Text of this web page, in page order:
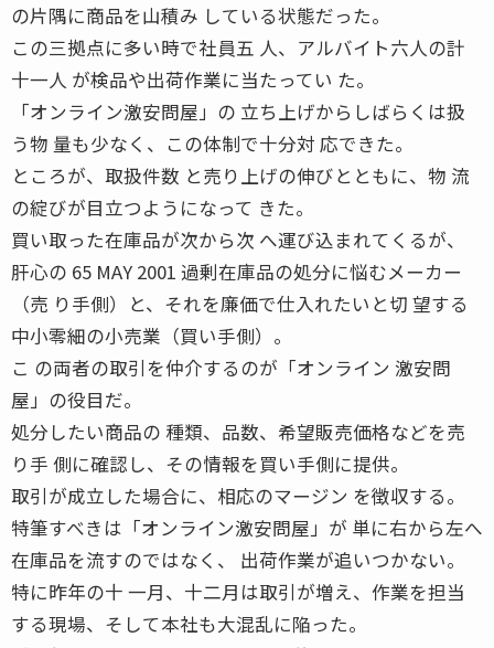
の片隅に商品を山積み している状態だった。
この三拠点に多い時で社員五 人、アルバイト六人の計
十一人 が検品や出荷作業に当たってい た。
「オンライン激安問屋」の 立ち上げからしばらくは扱
う物 量も少なく、この体制で十分対 応できた。
ところが、取扱件数 と売り上げの伸びとともに、物 流
の綻びが目立つようになって きた。
買い取った在庫品が次から次 へ運び込まれてくるが、
肝心の 65 MAY 2001 過剰在庫品の処分に悩むメーカー
（売 り手側）と、それを廉価で仕入れたいと切 望する
中小零細の小売業（買い手側）。
こ の両者の取引を仲介するのが「オンライン 激安問
屋」の役目だ。
処分したい商品の 種類、品数、希望販売価格などを売
り手 側に確認し、その情報を買い手側に提供。
取引が成立した場合に、相応のマージン を徴収する。
特筆すべきは「オンライン激安問屋」が 単に右から左へ
在庫品を流すのではなく、 出荷作業が追いつかない。
特に昨年の十 一月、十二月は取引が増え、作業を担当
する現場、そして本社も大混乱に陥った。